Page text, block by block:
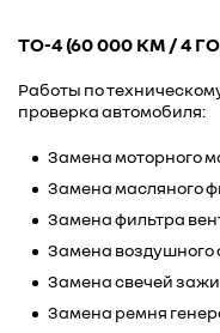
ТО-4 (60 000 КМ / 4
Работы по
проверка автомобиля:
Замена моторного
Замена масляного
Замена фильтра
Замена воздушного
Замена свечей
Замена ремня